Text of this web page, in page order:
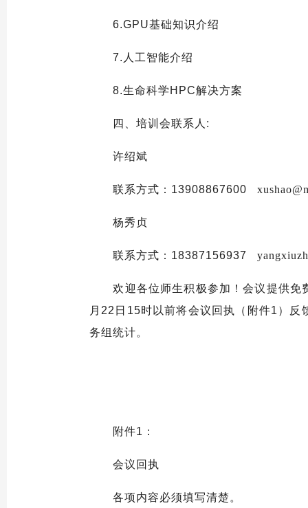
6.GPU基础知识介绍
7.人工智能介绍
8.生命科学HPC解决方案
四、培训会联系人:
许绍斌
联系方式：13908867600
杨秀贞
联系方式：18387156937
欢迎各位师生积极参加！会议提供免
月22日15时以前将会议回执（附件1）
务组统计。
附件1：
会议回执
各项内容必须填写清楚。